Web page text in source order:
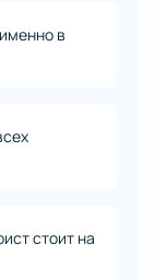
в
стоит на